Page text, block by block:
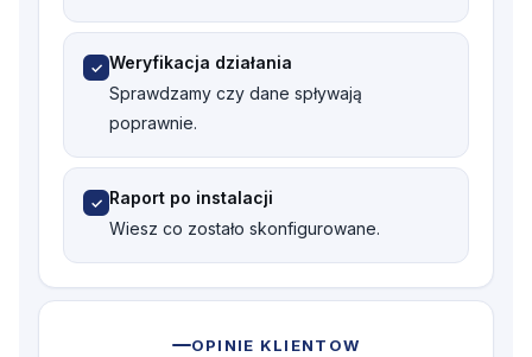
✓ Weryfikacja działania
Sprawdzamy czy dane spływają
poprawnie.
✓ Raport po instalacji
Wiesz co zostało skonfigurowane.
OPINIE KLIENTOW